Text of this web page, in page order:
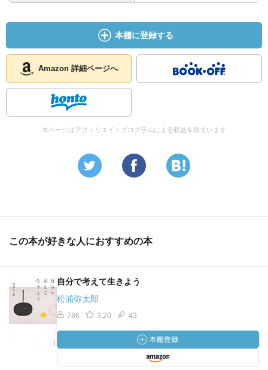
本棚に登録する
Amazon 詳細ページへ
本ページはアフィリエイトプログラムによる収益を得ています
この本が好きな人におすすめの本
自分で考えて生きよう
松浦弥太郎
786 3.20 43